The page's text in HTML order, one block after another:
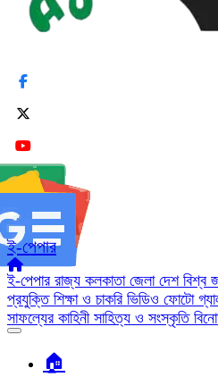
ই-পেপার
ই-পেপার রাজ্য কলকাতা জেলা দেশ বিশ্ব
প্রযুক্তি শিক্ষা ও চাকরি ভিডিও ফোটো
সাফল্যের কাহিনী সাহিত্য ও সংস্কৃতি
🏠︎